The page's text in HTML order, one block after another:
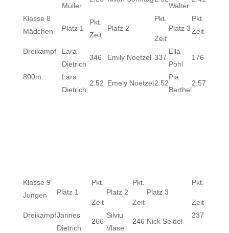
Müller
Walter
Klasse 8
Mädchen
Platz 1
Pkt.
Zeit
Platz 2
Pkt.
Zeit
Platz 3
Pkt.
Zeit
Dreikampf
Lara
Dietrich
346 Emily Noetzel 337
Ella
Pohl
176
800m
Lara
Dietrich
2:52 Emely Noetzel2:52
Pia
Barthel
2:57
Klasse 9
Jungen
Platz 1
Pkt.
Zeit
Platz 2
Pkt.
Zeit
Platz 3
Pkt.
Zeit
DreikampfJannes
Dietrich
266
Silviu
Vlase
246 Nick Seidel
237